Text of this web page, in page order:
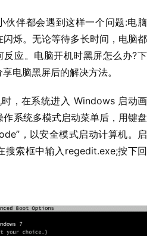
烁。无论等待多长时间，电脑都
反应。电脑开机时黑屏怎么办?下
电脑黑屏后的解决方法。
系统多模式启动菜单后，用键盘
，以安全模式启动计算机。启
搜索框中输入regedit.exe;按下回